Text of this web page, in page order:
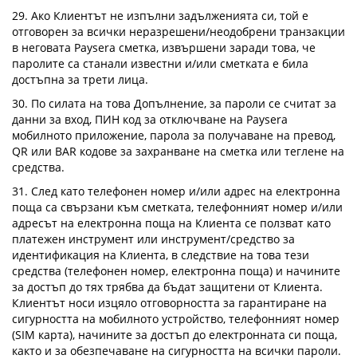
29. Ако Клиентът не изпълни задълженията си, той е
отговорен за всички неразрешени/неодобрени транзакции
в неговата Paysera сметка, извършени заради това, че
паролите са станали известни и/или сметката е била
достъпна за трети лица.
30. По силата на това Допълнение, за пароли се считат за
данни за вход, ПИН код за отключване на Paysera
мобилното приложение, парола за получаване на превод,
QR или BAR кодове за захранване на сметка или теглене на
средства.
31. След като телефонен номер и/или адрес на електронна
поща са свързани към сметката, телефонният номер и/или
адресът на електронна поща на Клиента се ползват като
платежен инструмент или инструмент/средство за
идентификация на Клиента, в следствие на това тези
средства (телефонен номер, електронна поща) и начините
за достъп до тях трябва да бъдат защитени от Клиента.
Клиентът носи изцяло отговорността за гарантиране на
сигурността на мобилното устройство, телефонният номер
(SIM карта), начините за достъп до електронната си поща,
както и за обезпечаване на сигурността на всички пароли.